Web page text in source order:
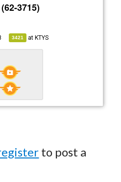
3715)
3421 atKTYS
to post a